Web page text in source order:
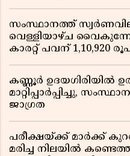
സംസ്ഥാനത്ത്
വെള്ളിയാഴ്ച
കാരറ്റ് പവന് 1,10,920
കണ്ണൂർ ഉദയഗിരിയിൽ
മാറ്റിപ്പാർപ്പിച്ചു,
ജാഗ്രത
പരീക്ഷയ്ക്ക് മാർക്ക്
മരിച്ച നിലയിൽ